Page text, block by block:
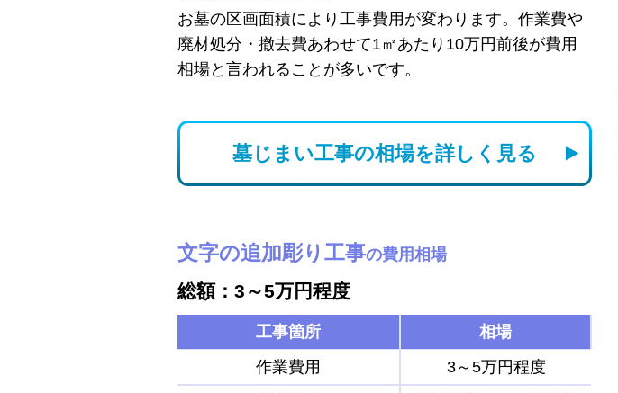
お墓の区画面積により工事費用が変わります。作業費や
廃材処分・撤去費あわせて1㎡あたり10万円前後が費用
相場と言われることが多いです。
墓じまい工事の相場を詳しく見る
文字の追加彫り工事の費用相場
総額：3～5万円程度
工事箇所
相場
作業費用
3～5万円程度